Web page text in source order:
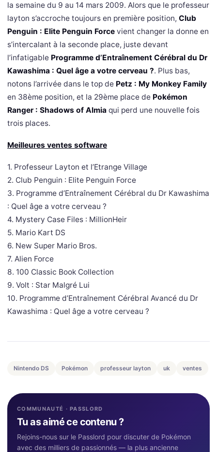
la semaine du 9 au 14 mars 2009. Alors que le professeur
layton s’accroche toujours en première position, Club
Penguin : Elite Penguin Force vient changer la donne en
s’intercalant à la seconde place, juste devant
l’infatigable Programme d’Entraînement Cérébral du Dr
Kawashima : Quel âge a votre cerveau ?. Plus bas,
notons l’arrivée dans le top de Petz : My Monkey Family
en 38ème position, et la 29ème place de Pokémon
Ranger : Shadows of Almia qui perd une nouvelle fois
trois places.
Meilleures ventes software
1. Professeur Layton et l’Etrange Village
2. Club Penguin : Elite Penguin Force
3. Programme d’Entraînement Cérébral du Dr Kawashima
: Quel âge a votre cerveau ?
4. Mystery Case Files : MillionHeir
5. Mario Kart DS
6. New Super Mario Bros.
7. Alien Force
8. 100 Classic Book Collection
9. Volt : Star Malgré Lui
10. Programme d’Entraînement Cérébral Avancé du Dr
Kawashima : Quel âge a votre cerveau ?
Nintendo DS Pokémon professeur layton uk ventes
COMMUNAUTÉ · PASSLORD
Tu as aimé ce contenu ?
Rejoins-nous sur le Passlord pour discuter de Pokémon
avec des milliers de passionnés — la plus ancienne